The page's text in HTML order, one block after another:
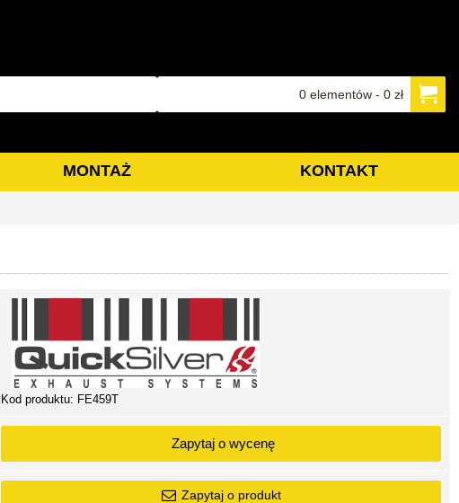
0 elementów - 0 zł
MONTAŻ KONTAKT
Kod produktu: FE459T
Zapytaj o wycenę
Zapytaj o produkt